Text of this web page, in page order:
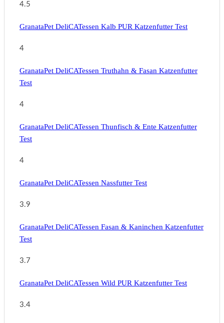
4.5
GranataPet DeliCATessen Kalb PUR Katzenfutter Test
4
GranataPet DeliCATessen Truthahn & Fasan Katzenfutter
Test
4
GranataPet DeliCATessen Thunfisch & Ente Katzenfutter
Test
4
GranataPet DeliCATessen Nassfutter Test
3.9
GranataPet DeliCATessen Fasan & Kaninchen Katzenfutter
Test
3.7
GranataPet DeliCATessen Wild PUR Katzenfutter Test
3.4